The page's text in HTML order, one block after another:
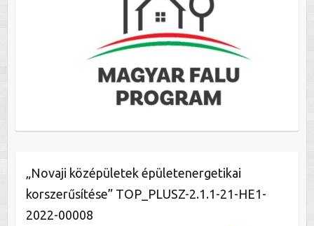
„Novaji középületek épületenergetikai
korszerűsítése” TOP_PLUSZ-2.1.1-21-HE1-
2022-00008